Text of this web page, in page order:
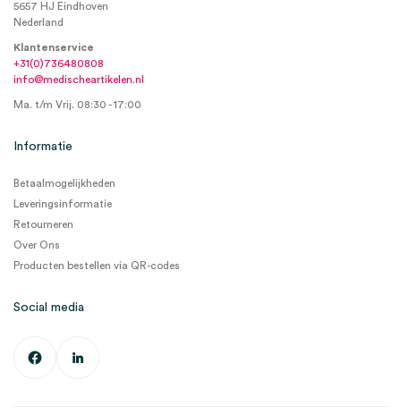
5657 HJ Eindhoven
Nederland
Klantenservice
+31(0)736480808
info@medischeartikelen.nl
Ma. t/m Vrij. 08:30 - 17:00
Informatie
Betaalmogelijkheden
Leveringsinformatie
Retourneren
Over Ons
Producten bestellen via QR-codes
Social media